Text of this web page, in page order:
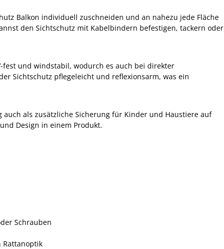
Balkon individuell zuschneiden und an nahezu jede Fläche
den Sichtschutz mit Kabelbindern befestigen, tackern oder
und windstabil, wodurch es auch bei direkter
Sichtschutz pflegeleicht und reflexionsarm, was ein
als zusätzliche Sicherung für Kinder und Haustiere auf
Design in einem Produkt.
Schrauben
Rattanoptik